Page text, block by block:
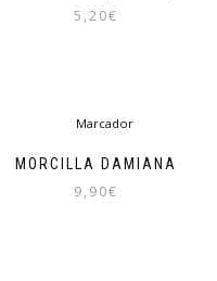
5,20€
MORCILLA DAMIANA
9,90€